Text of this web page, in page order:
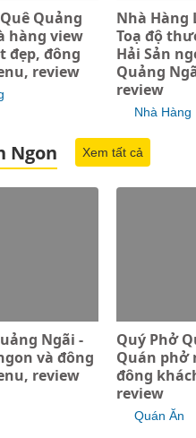
Quảng
hàng view
đẹp, đông
review
Nhà Hàng
Toạ độ
Hải Sản
Quảng
review
Nhà Hàng
Ngon Xem tất cả
Ngãi -
và đông
review
Quý Phở
Quán phở
đông
review
Quán Ăn